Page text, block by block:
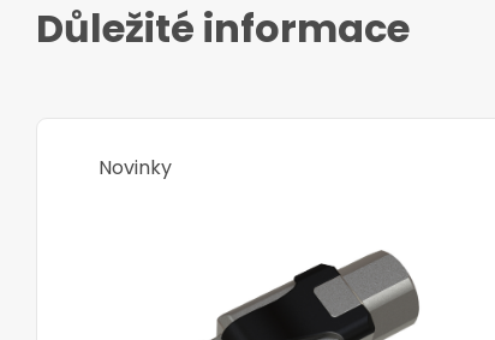
Důležité informace
Novinky